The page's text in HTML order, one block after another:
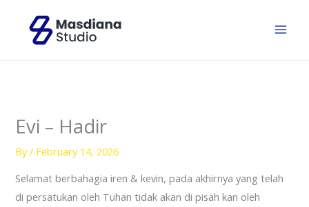
content
Evi – Hadir
By/ February 14, 2026
Selamat berbahagia iren & kevin, pada akhirnya yang telah
di persatukan oleh Tuhan tidak akan di pisah kan oleh